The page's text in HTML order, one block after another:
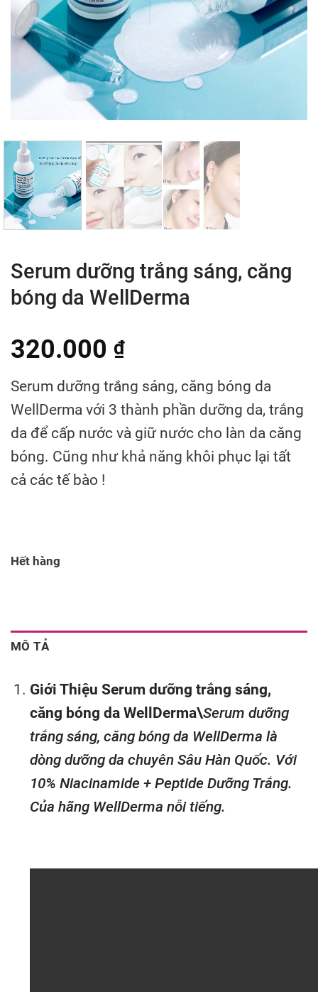
Serum dưỡng trắng sáng, căng
bóng da WellDerma
320.000 ₫
Serum dưỡng trắng sáng, căng bóng da
WellDerma với 3 thành phần dưỡng da, trắng
da để cấp nước và giữ nước cho làn da căng
bóng. Cũng như khả năng khôi phục lại tất
cả các tế bào !
Hết hàng
MÔ TẢ
Giới Thiệu Serum dưỡng trắng sáng,
căng bóng da WellDerma\Serum dưỡng
trắng sáng, căng bóng da WellDerma là
dòng dưỡng da chuyên Sâu Hàn Quốc. Với
10% Niacinamide + Peptide Dưỡng Trắng.
Của hãng WellDerma nỗi tiếng.